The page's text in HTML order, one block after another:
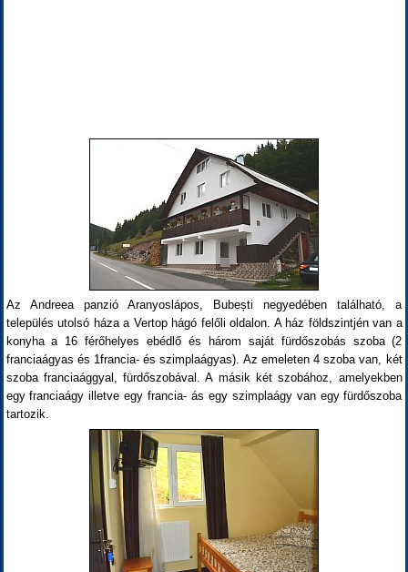
Az Andreea panzió Aranyoslápos, Bubești negyedében található, a
település utolsó háza a Vertop hágó felőli oldalon. A ház földszintjén van a
konyha a 16 férőhelyes ebédlő és három saját fürdőszobás szoba (2
franciaágyas és 1francia- és szimplaágyas). Az emeleten 4 szoba van, két
szoba franciaággyal, fürdőszobával. A másik két szobához, amelyekben
egy franciaágy illetve egy francia- ás egy szimplaágy van egy fürdőszoba
tartozik.